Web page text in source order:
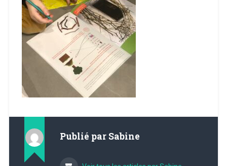
Publié par Sabine